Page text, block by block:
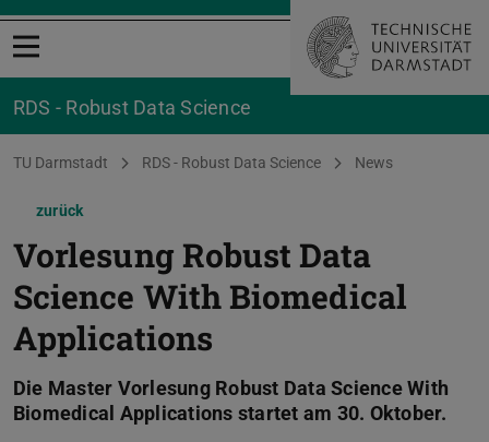
Menü öffnen
RDS - Robust Data Science
Sie befinden sich hier:
TU Darmstadt RDS - Robust Data Science News
zurück
Vorlesung Robust Data
Science With Biomedical
Applications
Die Master Vorlesung Robust Data Science With
Biomedical Applications startet am 30. Oktober.